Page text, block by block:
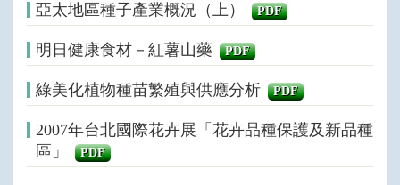
亞太地區種子產業概況（上） PDF
明日健康食材－紅薯山藥 PDF
綠美化植物種苗繁殖與供應分析 PDF
2007年台北國際花卉展「花卉品種保護及新品種
區」
PDF